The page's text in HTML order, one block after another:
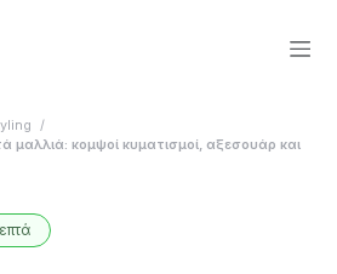
μαλλιά: κομψοί κυματισμοί, αξεσουάρ και